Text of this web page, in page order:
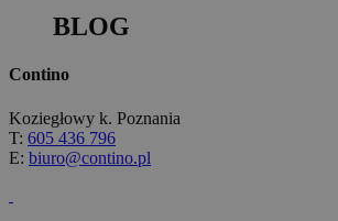
BLOG
Contino
Koziegłowy k. Poznania
T: 605 436 796
E: biuro@contino.pl